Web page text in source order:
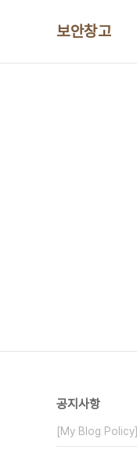
보안창고
공지사항
[My Blog Policy]